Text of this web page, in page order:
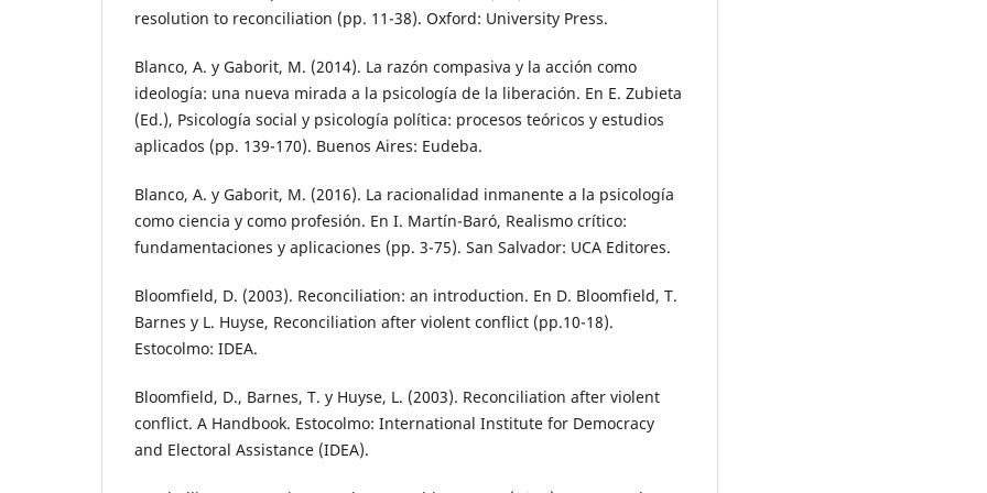
resolution to reconciliation (pp. 11-38). Oxford: University Press.
Blanco, A. y Gaborit, M. (2014). La razón compasiva y la acción como
ideología: una nueva mirada a la psicología de la liberación. En E. Zubieta
(Ed.), Psicología social y psicología política: procesos teóricos y estudios
aplicados (pp. 139-170). Buenos Aires: Eudeba.
Blanco, A. y Gaborit, M. (2016). La racionalidad inmanente a la psicología
como ciencia y como profesión. En I. Martín-Baró, Realismo crítico:
fundamentaciones y aplicaciones (pp. 3-75). San Salvador: UCA Editores.
Bloomfield, D. (2003). Reconciliation: an introduction. En D. Bloomfield, T.
Barnes y L. Huyse, Reconciliation after violent conflict (pp.10-18).
Estocolmo: IDEA.
Bloomfield, D., Barnes, T. y Huyse, L. (2003). Reconciliation after violent
conflict. A Handbook. Estocolmo: International Institute for Democracy
and Electoral Assistance (IDEA).